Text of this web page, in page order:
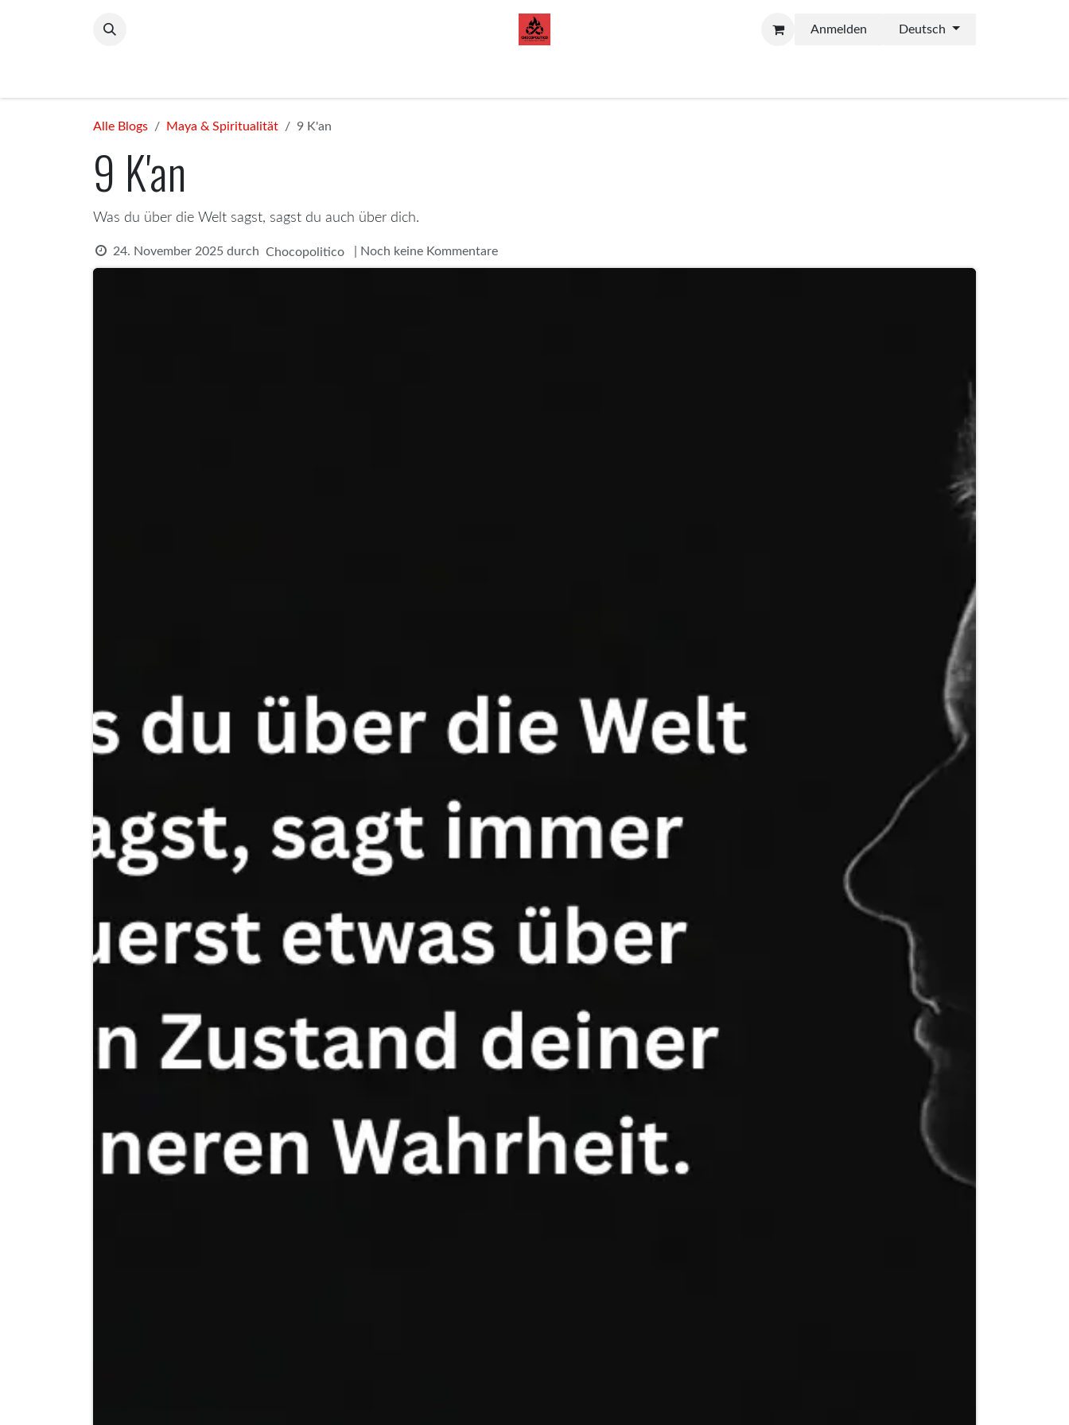
Anmelden
Deutsch
Alle Blogs Maya & Spiritualität 9 K'an
9 K'an
Was du über die Welt sagst, sagst du auch über dich.
24. November 2025 durch Chocopolitico | Noch keine Kommentare